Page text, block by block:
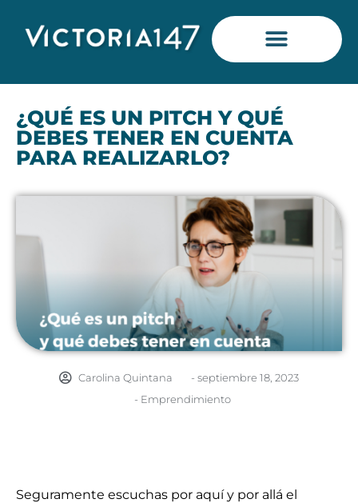
Saltar
contenido
¿QUÉ ES UN PITCH Y QUÉ
DEBES TENER EN CUENTA
PARA REALIZARLO?
Carolina Quintana - septiembre 18, 2023
- Emprendimiento
Seguramente escuchas por aquí y por allá el